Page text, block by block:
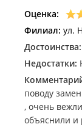
Оценка:
Филиал: ул.
Достоинства:
Недостатки:
поводу
, очень
объяснили и